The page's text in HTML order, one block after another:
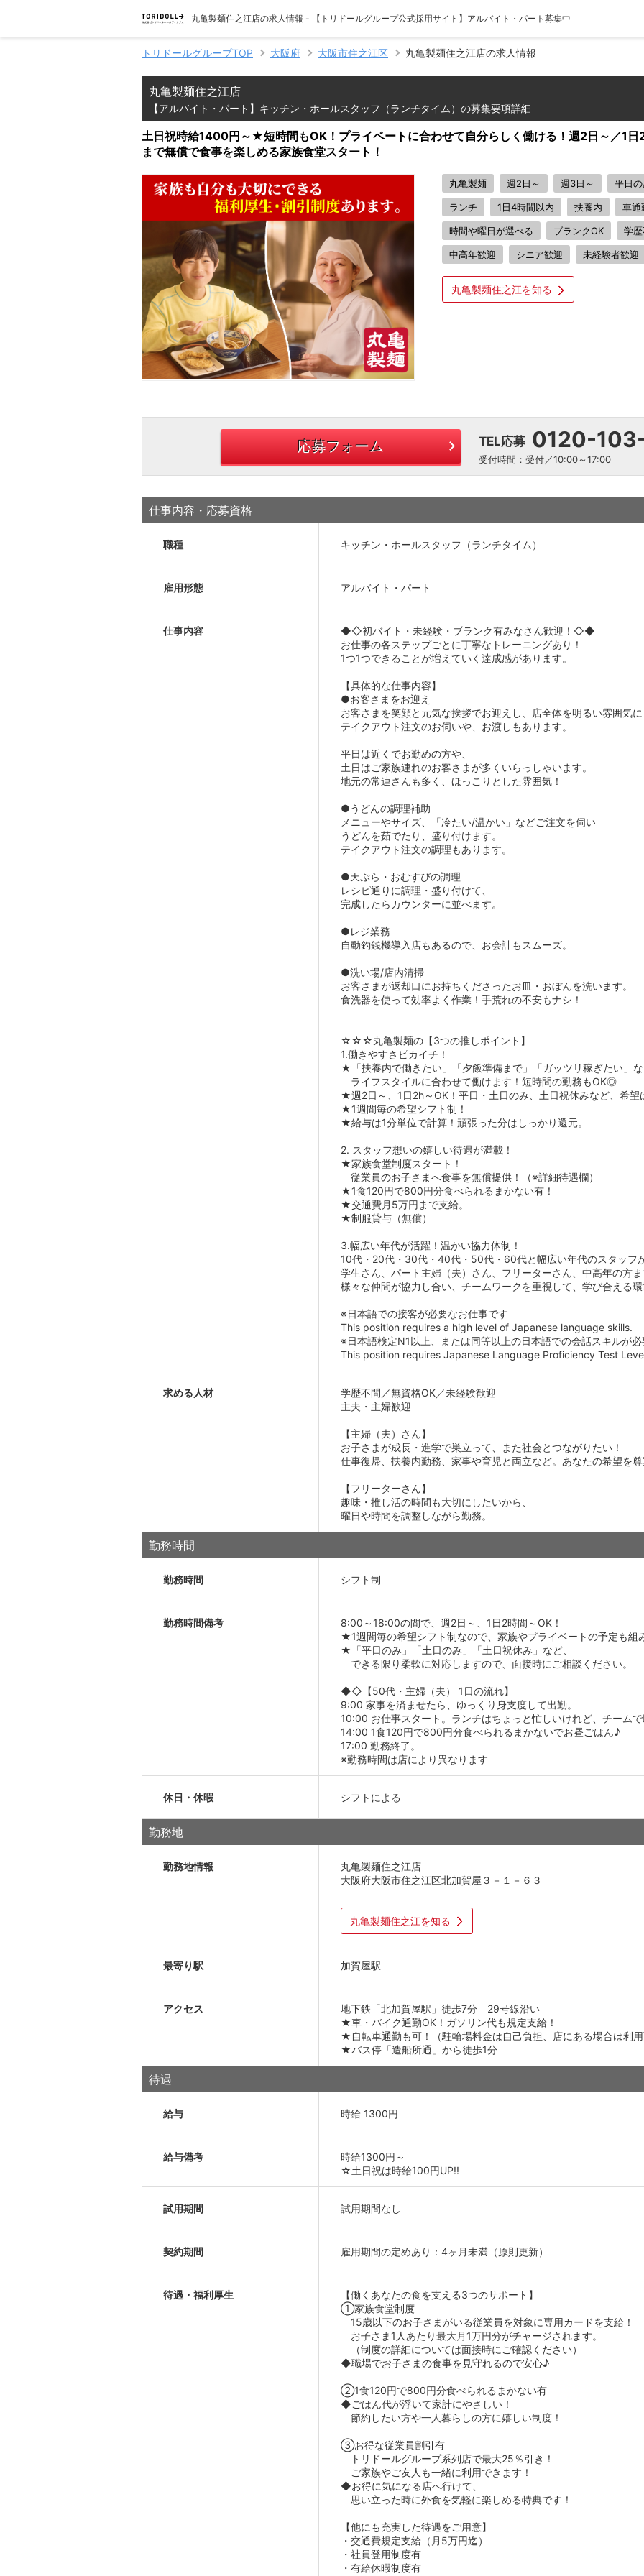
丸亀製麺住之江店の求人情報 - 【トリドールグループ公式採用サイト】アルバイト・パート募集中
トリドールグループTOP 大阪府 大阪市住之江区 丸亀製麺住之江店の求人情報
丸亀製麺住之江店
【アルバイト・パート】キッチン・ホールスタッフ（ランチタイム）の募集要項詳細
土日祝時給1400円～★短時間もOK！プライベートに合わせて自分らしく働ける！週2日～／1
まで無償で食事を楽しめる家族食堂スタート！
丸亀製麺 週2日～ 週3日～ 平日
ランチ 1日4時間以内 扶養内 車通
時間や曜日が選べる ブランクOK 学
中高年歓迎 シニア歓迎 未経験者歓迎
丸亀製麺住之江を知る
応募フォーム TEL応募 0120-
受付時間：受付／10:00～17:00
仕事内容・応募資格
職種 キッチン・ホールスタッフ（ランチタイム）
雇用形態 アルバイト・パート
仕事内容
◆◇初バイト・未経験・ブランク有みなさん歓迎！◇◆
お仕事の各ステップごとに丁寧なトレーニングあり！
1つ1つできることが増えていく達成感があります。
【具体的な仕事内容】
●お客さまをお迎え
お客さまを笑顔と元気な挨拶でお迎えし、店全体を明るい雰囲気
テイクアウト注文のお伺いや、お渡しもあります。
平日は近くでお勤めの方や、
土日はご家族連れのお客さまが多くいらっしゃいます。
地元の常連さんも多く、ほっこりとした雰囲気！
●うどんの調理補助
メニューやサイズ、「冷たい/温かい」などご注文を伺い
うどんを茹でたり、盛り付けます。
テイクアウト注文の調理もあります。
●天ぷら・おむすびの調理
レシピ通りに調理・盛り付けて、
完成したらカウンターに並べます。
●レジ業務
自動釣銭機導入店もあるので、お会計もスムーズ。
●洗い場/店内清掃
お客さまが返却口にお持ちくださったお皿・おぼんを洗います。
食洗器を使って効率よく作業！手荒れの不安もナシ！
☆☆☆丸亀製麺の【3つの推しポイント】
1.働きやすさピカイチ！
★「扶養内で働きたい」「夕飯準備まで」「ガッツリ稼ぎたい」
ライフスタイルに合わせて働けます！短時間の勤務もOK◎
★週2日～、1日2h～OK！平日・土日のみ、土日祝休みなど、希望
★1週間毎の希望シフト制！
★給与は1分単位で計算！頑張った分はしっかり還元。
2. スタッフ想いの嬉しい待遇が満載！
★家族食堂制度スタート！
従業員のお子さまへ食事を無償提供！（※詳細待遇欄）
★1食120円で800円分食べられるまかない有！
★交通費月5万円まで支給。
★制服貸与（無償）
3.幅広い年代が活躍！温かい協力体制！
10代・20代・30代・40代・50代・60代と幅広い年代のスタッフ
学生さん、パート主婦（夫）さん、フリーターさん、中高年の方
様々な仲間が協力し合い、チームワークを重視して、学び合える
※日本語での接客が必要なお仕事です
This position requires a high level of Japanese language skills.
※日本語検定N1以上、または同等以上の日本語での会話スキルが
This position requires Japanese Language Proficiency Test
求める人材
学歴不問／無資格OK／未経験歓迎
主夫・主婦歓迎
【主婦（夫）さん】
お子さまが成長・進学で巣立って、また社会とつながりたい！
仕事復帰、扶養内勤務、家事や育児と両立など。あなたの希望を
【フリーターさん】
趣味・推し活の時間も大切にしたいから、
曜日や時間を調整しながら勤務。
勤務時間
勤務時間 シフト制
勤務時間備考
8:00～18:00の間で、週2日～、1日2時間～OK！
★1週間毎の希望シフト制なので、家族やプライベートの予定も組
★「平日のみ」「土日のみ」「土日祝休み」など、
できる限り柔軟に対応しますので、面接時にご相談ください。
◆◇【50代・主婦（夫） 1日の流れ】
9:00 家事を済ませたら、ゆっくり身支度して出勤。
10:00 お仕事スタート。ランチはちょっと忙しいけれど、チーム
14:00 1食120円で800円分食べられるまかないでお昼ごはん♪
17:00 勤務終了。
※勤務時間は店により異なります
休日・休暇 シフトによる
勤務地
勤務地情報
丸亀製麺住之江店
大阪府大阪市住之江区北加賀屋３－１－６３
丸亀製麺住之江を知る
最寄り駅 加賀屋駅
アクセス
地下鉄「北加賀屋駅」徒歩7分 29号線沿い
★車・バイク通勤OK！ガソリン代も規定支給！
★自転車通勤も可！（駐輪場料金は自己負担、店にある場合は利
★バス停「造船所通」から徒歩1分
待遇
給与 時給 1300円
給与備考
時給1300円～
☆土日祝は時給100円UP!!
試用期間 試用期間なし
契約期間 雇用期間の定めあり：4ヶ月未満（原則更新）
待遇・福利厚生
【働くあなたの食を支える3つのサポート】
①家族食堂制度
15歳以下のお子さまがいる従業員を対象に専用カードを支給！
お子さま1人あたり最大月1万円分がチャージされます。
（制度の詳細については面接時にご確認ください）
◆職場でお子さまの食事を見守れるので安心♪
②1食120円で800円分食べられるまかない有
◆ごはん代が浮いて家計にやさしい！
節約したい方や一人暮らしの方に嬉しい制度！
③お得な従業員割引有
トリドールグループ系列店で最大25％引き！
ご家族やご友人も一緒に利用できます！
◆お得に気になる店へ行けて、
思い立った時に外食を気軽に楽しめる特典です！
【他にも充実した待遇をご用意】
・交通費規定支給（月5万円迄）
・社員登用制度有
・有給休暇制度有